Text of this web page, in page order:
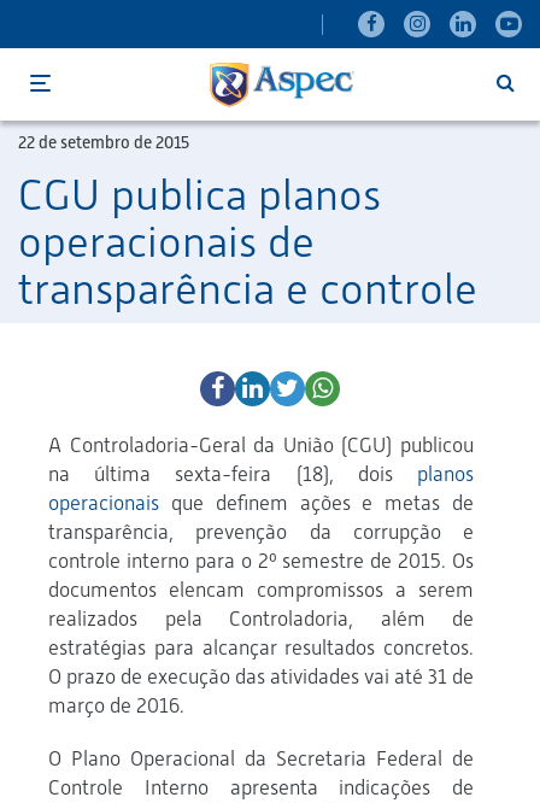
Menu
22 de setembro de 2015
CGU publica planos
operacionais de
transparência e controle
A Controladoria-Geral da União (CGU) publicou
na última sexta-feira (18), dois planos
operacionais que definem ações e metas de
transparência, prevenção da corrupção e
controle interno para o 2º semestre de 2015. Os
documentos elencam compromissos a serem
realizados pela Controladoria, além de
estratégias para alcançar resultados concretos.
O prazo de execução das atividades vai até 31 de
março de 2016.
O Plano Operacional da Secretaria Federal de
Controle Interno apresenta indicações de